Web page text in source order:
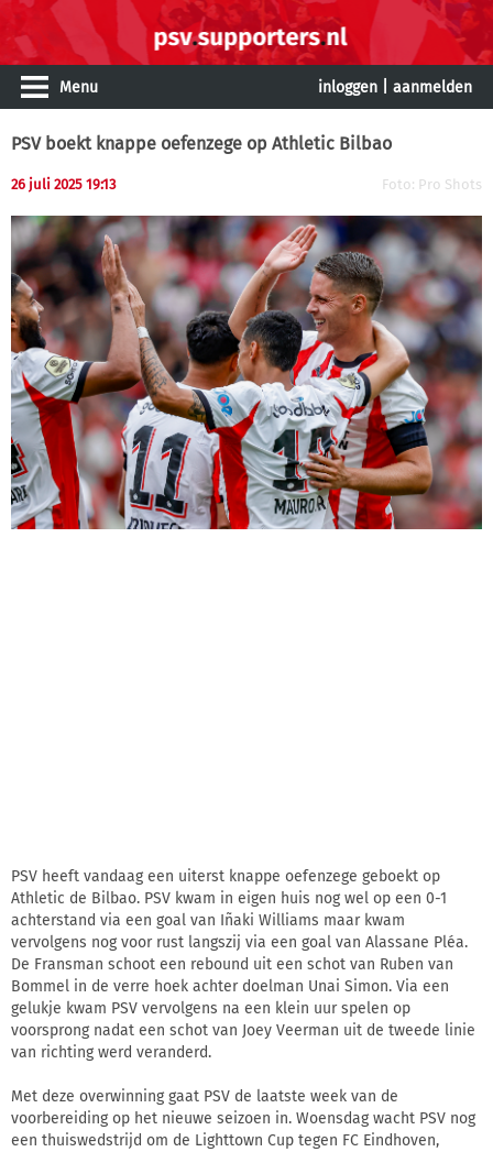
Menu inloggen aanmelden
PSV boekt knappe oefenzege op Athletic Bilbao
26 juli 2025 19:13 Foto: Pro Shots
PSV heeft vandaag een uiterst knappe oefenzege geboekt op
Athletic de Bilbao. PSV kwam in eigen huis nog wel op een 0-1
achterstand via een goal van Iñaki Williams maar kwam
vervolgens nog voor rust langszij via een goal van Alassane Pléa.
De Fransman schoot een rebound uit een schot van Ruben van
Bommel in de verre hoek achter doelman Unai Simon. Via een
gelukje kwam PSV vervolgens na een klein uur spelen op
voorsprong nadat een schot van Joey Veerman uit de tweede linie
van richting werd veranderd.
Met deze overwinning gaat PSV de laatste week van de
voorbereiding op het nieuwe seizoen in. Woensdag wacht PSV nog
een thuiswedstrijd om de Lighttown Cup tegen FC Eindhoven,